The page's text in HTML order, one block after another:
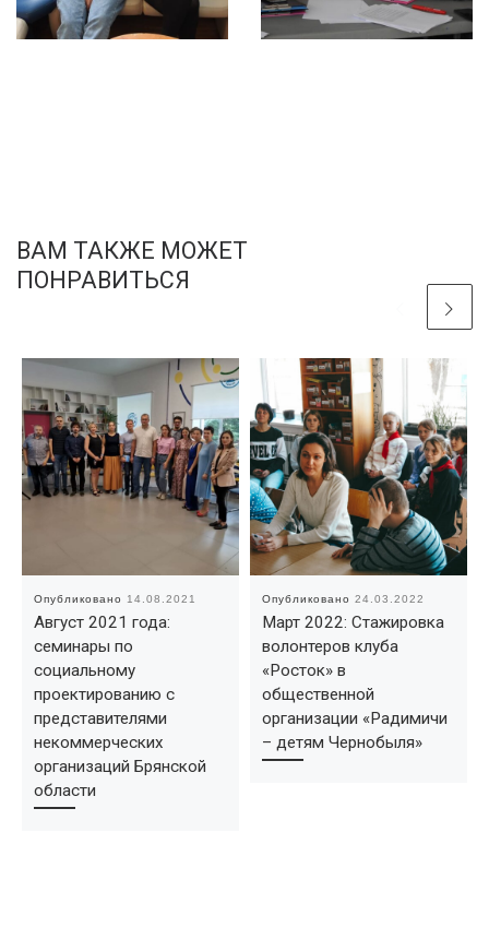
ВАМ ТАКЖЕ МОЖЕТ
ПОНРАВИТЬСЯ
Опубликовано 14.08.2021
Август 2021 года:
семинары по
социальному
проектированию с
представителями
некоммерческих
организаций Брянской
области
Опубликовано 24.03.2022
Март 2022: Стажировка
волонтеров клуба
«Росток» в
общественной
организации «Радимичи
– детям Чернобыля»